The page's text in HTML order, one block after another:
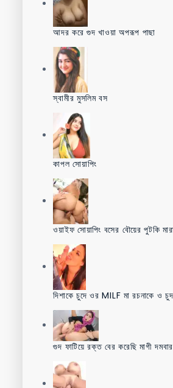
আদর করে গুদ খাওয়া অপরূপ পাছা
স্বামীর মুসলিম বস
কাপল সোয়াপিং
ওয়াইফ সোয়াপিং বসের বৌয়ের পুটকি
দিশাকে চুদে ওর MILF মা রচনাকে ও
গুদ ফাটিয়ে রক্ত বের করেছি মাগী